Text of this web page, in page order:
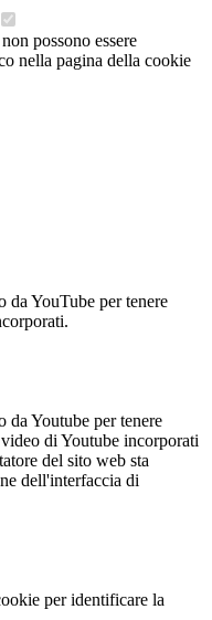
possono essere
nella pagina della cookie
da YouTube per tenere
da Youtube per tenere
di Youtube incorporati
del sito web sta
dell'interfaccia di
per identificare la